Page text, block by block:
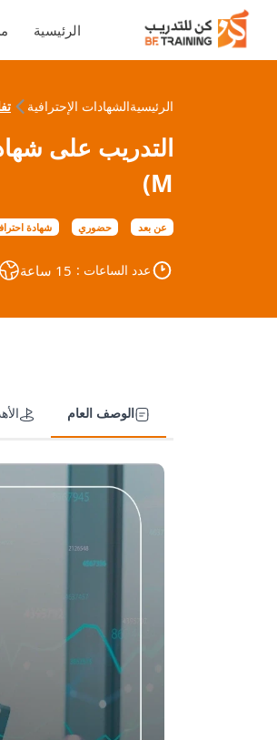
الرئيسية
الرئيسيةالشهادات الإحترافية
M)
عن بعد حضوري شهادة
عدد الساعات : 15 ساعة
الوصف العام